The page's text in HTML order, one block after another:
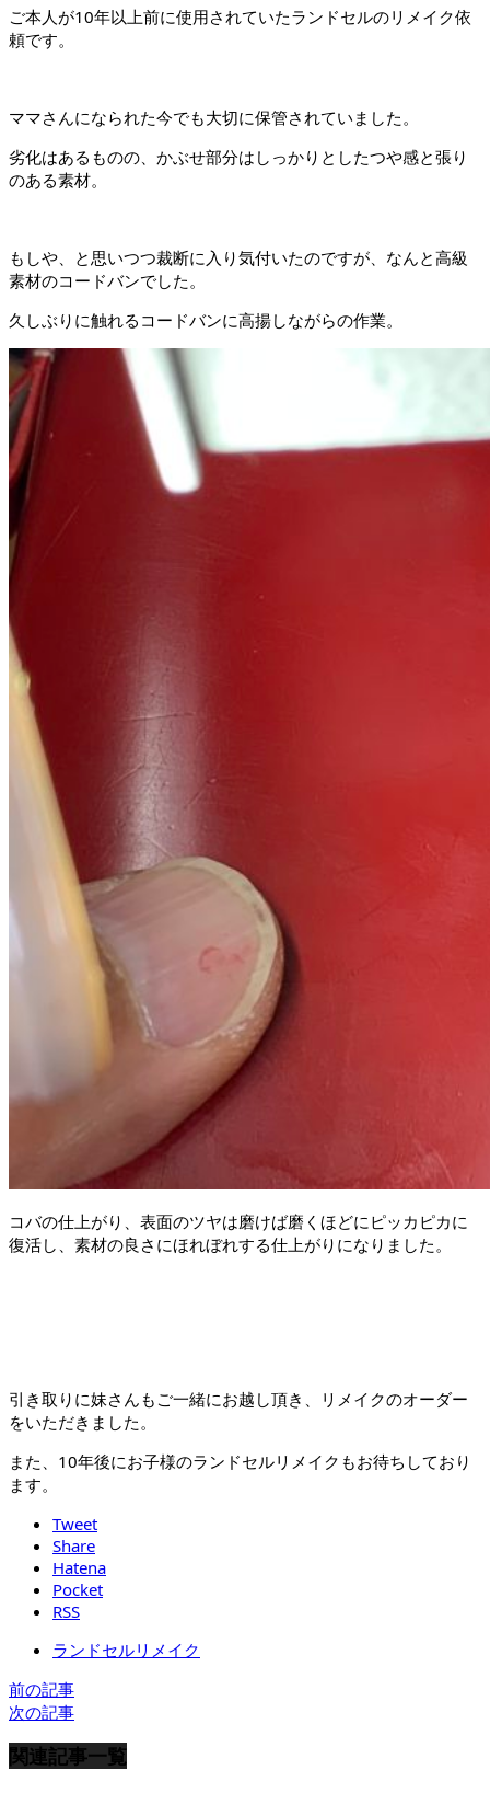
ご本人が10年以上前に使用されていたランドセルのリメイク依
頼です。
ママさんになられた今でも大切に保管されていました。
劣化はあるものの、かぶせ部分はしっかりとしたつや感と張り
のある素材。
もしや、と思いつつ裁断に入り気付いたのですが、なんと高級
素材のコードバンでした。
久しぶりに触れるコードバンに高揚しながらの作業。
コバの仕上がり、表面のツヤは磨けば磨くほどにピッカピカに
復活し、素材の良さにほれぼれする仕上がりになりました。
引き取りに妹さんもご一緒にお越し頂き、リメイクのオーダー
をいただきました。
また、10年後にお子様のランドセルリメイクもお待ちしており
ます。
Tweet
Share
Hatena
Pocket
RSS
ランドセルリメイク
前の記事
次の記事
関連記事一覧